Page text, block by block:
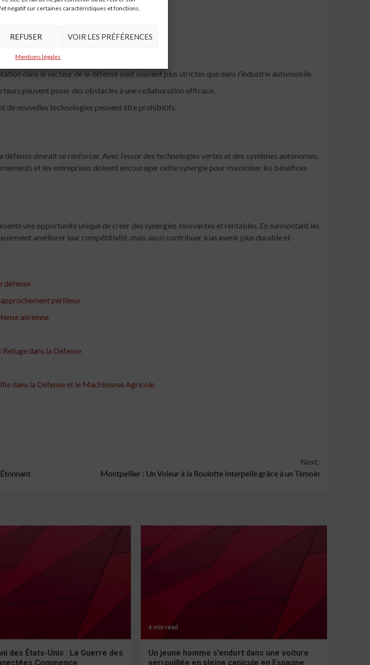
négatif sur certaines caractéristiques et fonctions.
REFUSER VOIR LES PRÉFÉRENCES
Mentions légales
dans le secteur de la défense sont souvent plus strictes que dans l’industrie automobile.
peuvent poser des obstacles à une collaboration efficace.
de nouvelles technologies peuvent être prohibitifs.
devrait se renforcer. Avec l’essor des technologies vertes et des systèmes autonomes,
et les entreprises doivent encourager cette synergie pour maximiser les bénéfices
une opportunité unique de créer des synergies innovantes et rentables. En surmontant les
améliorer leur compétitivité, mais aussi contribuer à un avenir plus durable et
défense
périlleux
aérienne
dans la Défense
dans la Défense et le Machinisme Agricole
Next:
Montpellier : Un Voleur à la Roulotte Interpellé grâce à un Témoin
des États-Unis : La Guerre des
Commence
4 min read
Un jeune homme s’endort dans une voiture
verrouillée en pleine canicule en Espagne